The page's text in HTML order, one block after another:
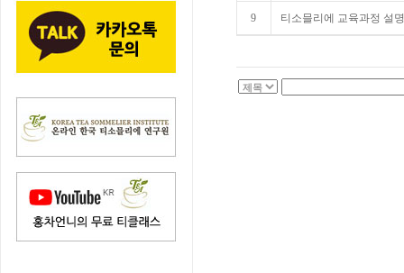
9 티소믈리에 교육과정 설